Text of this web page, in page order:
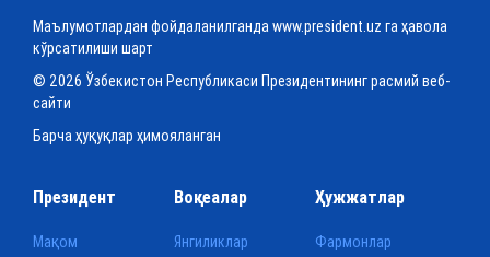
Маълумотлардан фойдаланилганда www.president.uz га ҳавола
кўрсатилиши шарт
© 2026 Ўзбекистон Республикаси Президентининг расмий веб-
сайти
Барча ҳуқуқлар ҳимояланган
Президент
Мақом
Воқеалар
Янгиликлар
Ҳужжатлар
Фармонлар